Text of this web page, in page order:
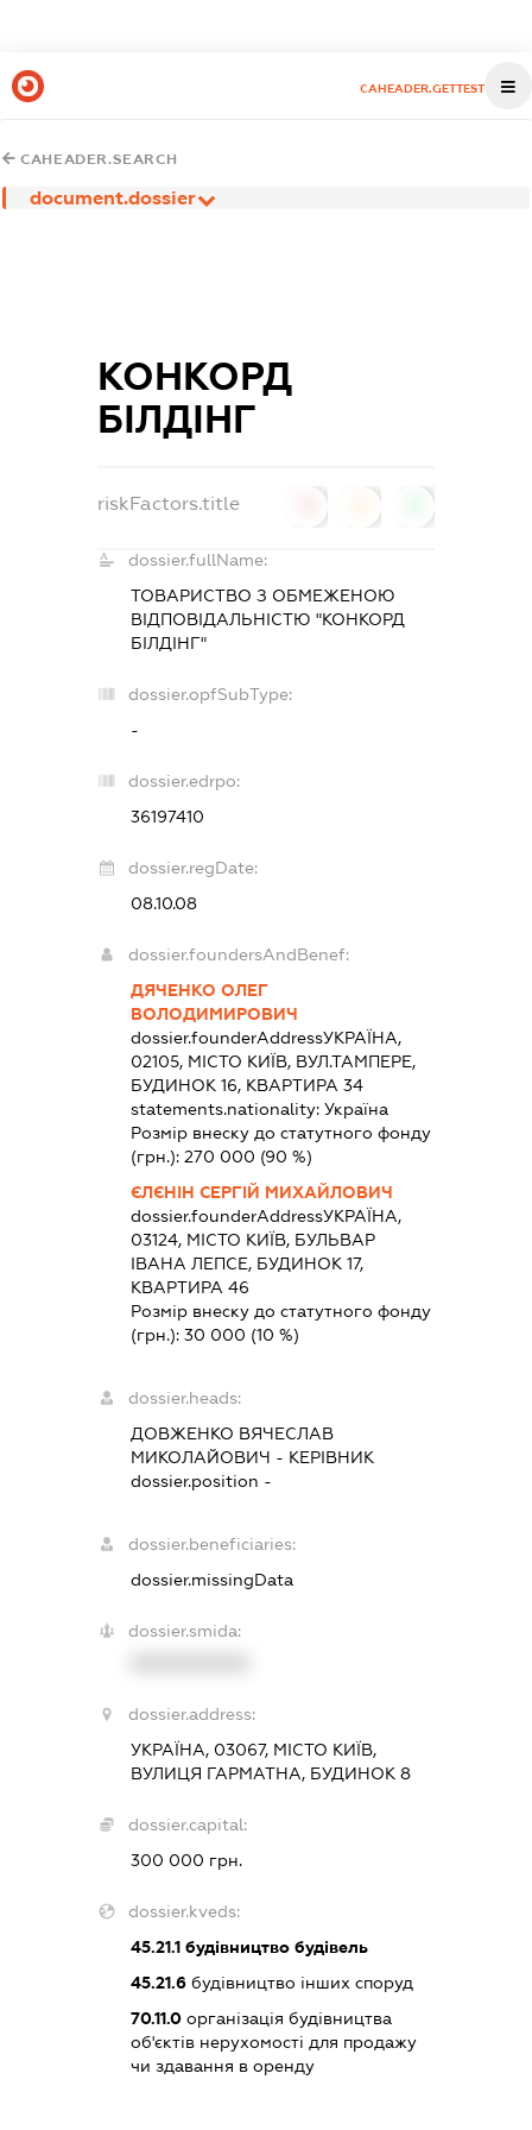
CAHEADER.GETTEST
CAHEADER.SEARCH
document.dossier
КОНКОРД
БІЛДІНГ
riskFactors.title
dossier.fullName:
ТОВАРИСТВО З ОБМЕЖЕНОЮ
ВІДПОВІДАЛЬНІСТЮ "КОНКОРД
БІЛДІНГ"
dossier.opfSubType:
-
dossier.edrpo:
36197410
dossier.regDate:
08.10.08
dossier.foundersAndBenef:
ДЯЧЕНКО ОЛЕГ
ВОЛОДИМИРОВИЧ
dossier.founderAddressУКРАЇНА,
02105, МІСТО КИЇВ, ВУЛ.ТАМПЕРЕ,
БУДИНОК 16, КВАРТИРА 34
statements.nationality: Україна
Розмір внеску до статутного фонду
(грн.): 270 000 (90 %)
ЄЛЄНІН СЕРГІЙ МИХАЙЛОВИЧ
dossier.founderAddressУКРАЇНА,
03124, МІСТО КИЇВ, БУЛЬВАР
ІВАНА ЛЕПСЕ, БУДИНОК 17,
КВАРТИРА 46
Розмір внеску до статутного фонду
(грн.): 30 000 (10 %)
dossier.heads:
ДОВЖЕНКО ВЯЧЕСЛАВ
МИКОЛАЙОВИЧ - КЕРІВНИК
dossier.position -
dossier.beneficiaries:
dossier.missingData
dossier.smida:
dossier.address:
УКРАЇНА, 03067, МІСТО КИЇВ,
ВУЛИЦЯ ГАРМАТНА, БУДИНОК 8
dossier.capital:
300 000 грн.
dossier.kveds:
45.21.1будівництво будівель
45.21.6будівництво інших споруд
70.11.0організація будівництва
об'єктів нерухомості для продажу
чи здавання в оренду